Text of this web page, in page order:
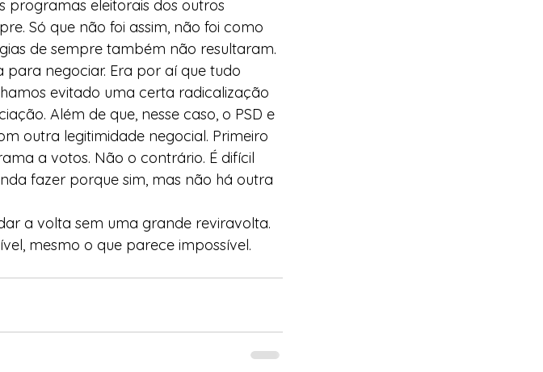
programas eleitorais dos outros
Só que não foi assim, não foi como
de sempre também não resultaram.
negociar. Era por aí que tudo
evitado uma certa radicalização
Além de que, nesse caso, o PSD e
outra legitimidade negocial. Primeiro
a votos. Não o contrário. É difícil
fazer porque sim, mas não há outra
a volta sem uma grande reviravolta.
mesmo o que parece impossível.